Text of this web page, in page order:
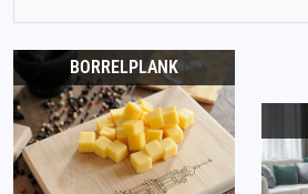
BORRELPLANK